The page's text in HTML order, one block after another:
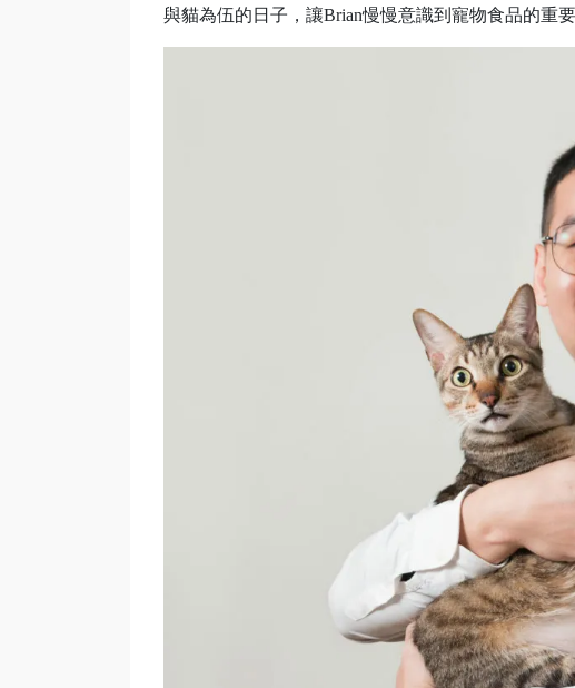
與貓為伍的日子，讓Brian慢慢意識到寵物食品的重